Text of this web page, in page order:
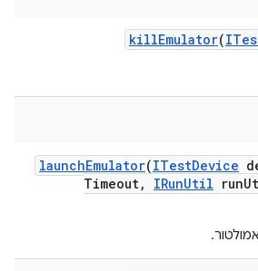
killEmulator(
launchEmulator(ITestDevice
Timeout, IRunUtil run